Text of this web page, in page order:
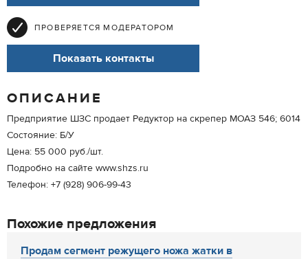
ПРОВЕРЯЕТСЯ МОДЕРАТОРОМ
Показать контакты
ОПИСАНИЕ
Предприятие ШЗС продает Редуктор на скрепер МОАЗ 546; 6014
Состояние: Б/У
Цена: 55 000 руб./шт.
Подробно на сайте www.shzs.ru
Телефон: +7 (928) 906-99-43
Похожие предложения
Продам сегмент режущего ножа жатки в